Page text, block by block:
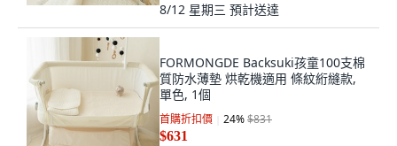
8/12 星期三 預計送達
FORMONGDE Backsuki孩童100支棉
質防水薄墊 烘乾機適用 條紋絎縫款,
單色, 1個
首購折扣價 24%$831
$631